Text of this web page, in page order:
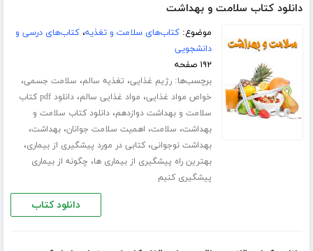
دانلود کتاب سلامت و بهداشت
موضوع:کتاب‌های سلامت و تغذیه،کتاب‌های درسی و
دانشجویی
۱۹۲ صفحه
برچسب‌ها:رژیم غذایی، تغذیه سالم، سلامت جسمی،
خواص مواد غذایی، مواد غذایی سالم،
دانلود pdf کتاب
سلامت و بهداشت دوازدهم،دانلود کتاب سلامت و
بهداشت، سلامت، اهمیت سلامت جوانان،بهداشت،
بهداشت نوجوانی،کتابی در مورد پیشگیری از بیماری،
بهترین راه پیشگیری از بیماری ها، چگونه از بیماری
پیشگیری کنیم
دانلود کتاب